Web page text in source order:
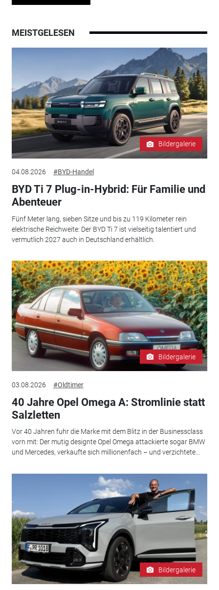
MEISTGELESEN
Bildergalerie
04.08.2026 #BYD-Handel
BYD Ti 7 Plug-in-Hybrid: Für Familie und
Abenteuer
Fünf Meter lang, sieben Sitze und bis zu 119 Kilometer rein
elektrische Reichweite: Der BYD Ti 7 ist vielseitig talentiert und
vermutlich 2027 auch in Deutschland erhältlich.
Bildergalerie
03.08.2026 #Oldtimer
40 Jahre Opel Omega A: Stromlinie statt
Salzletten
Vor 40 Jahren fuhr die Marke mit dem Blitz in der Businessclass
vorn mit: Der mutig designte Opel Omega attackierte sogar BMW
und Mercedes, verkaufte sich millionenfach – und verzichtete...
Bildergalerie